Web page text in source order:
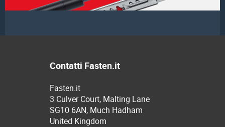
Contatti Fasten.it
Fasten.it
3 Culver Court, Malting Lane
SG10 6AN, Much Hadham
United Kingdom